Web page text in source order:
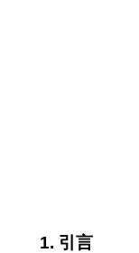
1. 引言